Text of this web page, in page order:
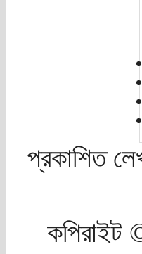
প্রকাশিত